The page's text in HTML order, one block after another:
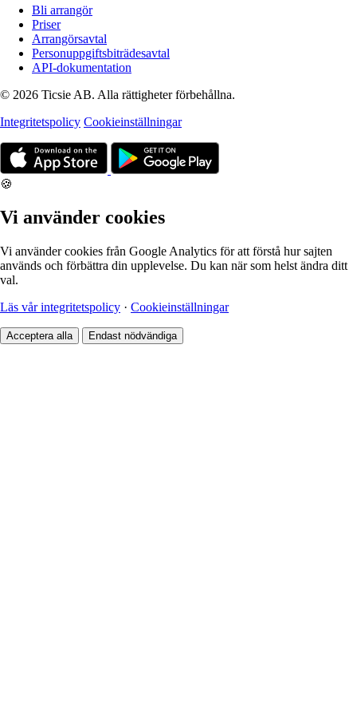
Bli arrangör
Priser
Arrangörsavtal
Personuppgiftsbiträdesavtal
API-dokumentation
© 2026 Ticsie AB. Alla rättigheter förbehållna.
Integritetspolicy Cookieinställningar
🍪
Vi använder cookies
Vi använder cookies från Google Analytics för att förstå hur sajten
används och förbättra din upplevelse. Du kan när som helst ändra ditt
val.
Läs vår integritetspolicy · Cookieinställningar
Acceptera alla Endast nödvändiga